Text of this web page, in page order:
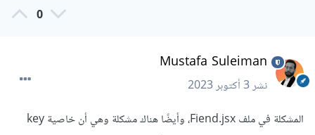
0
Mustafa Suleiman
نشر3 أكتوبر 2023
المشكلة في ملف Fiend.jsx، وأيضًا هناك مشكلة وهي أن خاصية key